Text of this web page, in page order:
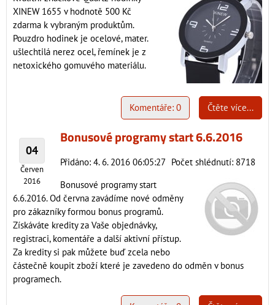
XINEW 1655 v hodnotě 500 Kč
zdarma k vybraným produktům.
Pouzdro hodinek je ocelové, mater.
ušlechtilá nerez ocel, řemínek je z
netoxického gomuvého materiálu.
Čtěte více...
Komentáře: 0
04
Červen
2016
Bonusové programy start 6.6.2016
Přidáno: 4. 6. 2016 06:05:27 Počet shlédnutí: 8718
Bonusové programy start
6.6.2016. Od června zavádíme nové odměny
pro zákazníky formou bonus programů.
Získáváte kredity za Vaše objednávky,
registraci, komentáře a další aktivní přístup.
Za kredity si pak můžete buď zcela nebo
částečně koupit zboží které je zavedeno do odměn v bonus
programech.